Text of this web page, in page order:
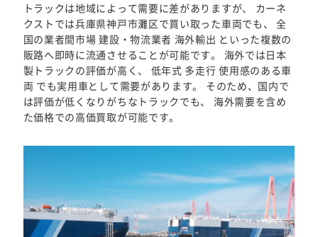
トラックは地域によって需要に差がありますが、 カーネ
クストでは兵庫県神戸市灘区で買い取った車両でも、 全
国の業者間市場 建設・物流業者 海外輸出 といった複数の
販路へ即時に流通させることが可能です。 海外では日本
製トラックの評価が高く、 低年式 多走行 使用感のある車
両 でも実用車として需要があります。 そのため、国内で
は評価が低くなりがちなトラックでも、 海外需要を含め
た価格での高価買取が可能です。